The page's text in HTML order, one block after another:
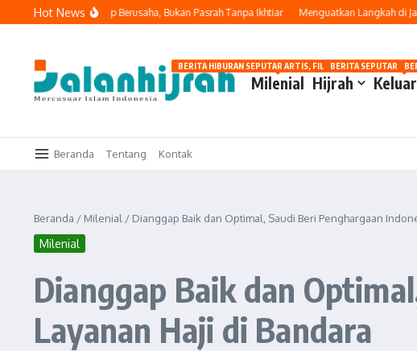
Lewati ke konten
Hot News
Tawakal: Tetap Berusaha, Bukan Pasrah Tanpa Ikhtiar Menguatkan Langkah di Jalan
Milenial
BERITA HIBURAN SEPUTAR ARTIS, FILM, DAN GOSIP
Hijrah
BERITA SEPUTAR
Beranda Tentang Kontak
Beranda / Milenial / Dianggap Baik dan Optimal, Saudi Beri Penghargaan
Milenial
Dianggap Baik dan
Layanan Haji di Bandara